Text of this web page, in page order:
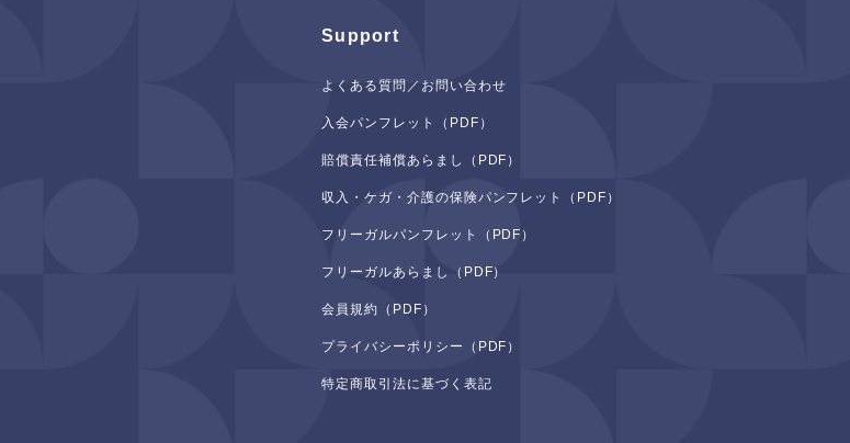
Support
よくある質問／お問い合わせ
入会パンフレット（PDF）
賠償責任補償あらまし（PDF）
収入・ケガ・介護の保険パンフレット（PDF）
フリーガルパンフレット（PDF）
フリーガルあらまし（PDF）
会員規約（PDF）
プライバシーポリシー（PDF）
特定商取引法に基づく表記